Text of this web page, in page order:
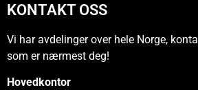
KONTAKT OSS
Vi har avdelinger over hele Norge,
som er nærmest deg!
Hovedkontor